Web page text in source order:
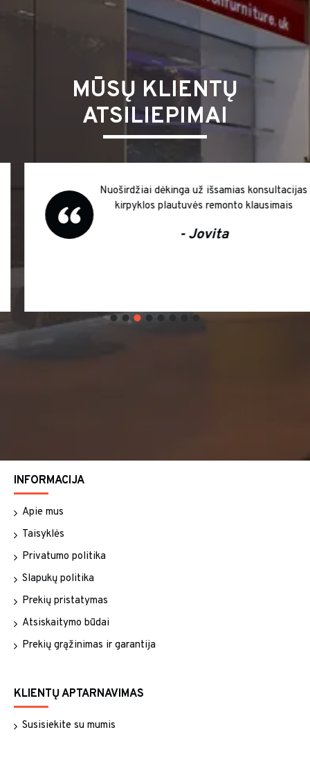
MŪSŲ KLIENTŲ
ATSILIEPIMAI
Nuoširdžiai dėkinga už išsamias konsultacijas
kirpyklos plautuvės remonto klausimais
- Jovita
INFORMACIJA
Apie mus
Taisyklės
Privatumo politika
Slapukų politika
Prekių pristatymas
Atsiskaitymo būdai
Prekių grąžinimas ir garantija
KLIENTŲ APTARNAVIMAS
Susisiekite su mumis